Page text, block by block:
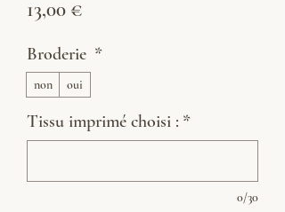
13,00 €
Broderie *
non oui
Tissu imprimé choisi : *
0/30